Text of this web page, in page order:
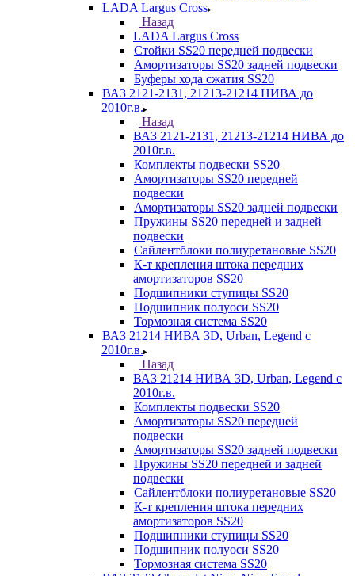
LADA Largus Cross
Назад
LADA Largus Cross
Стойки SS20 передней подвески
Амортизаторы SS20 задней подвески
Буферы хода сжатия SS20
ВАЗ 2121-2131, 21213-21214 НИВА до
2010г.в.
Назад
ВАЗ 2121-2131, 21213-21214 НИВА до
2010г.в.
Комплекты подвески SS20
Амортизаторы SS20 передней
подвески
Амортизаторы SS20 задней подвески
Пружины SS20 передней и задней
подвески
Сайлентблоки полиуретановые SS20
К-т крепления штока передних
амортизаторов SS20
Подшипники ступицы SS20
Подшипник полуоси SS20
Тормозная система SS20
ВАЗ 21214 НИВА 3D, Urban, Legend c
2010г.в.
Назад
ВАЗ 21214 НИВА 3D, Urban, Legend c
2010г.в.
Комплекты подвески SS20
Амортизаторы SS20 передней
подвески
Амортизаторы SS20 задней подвески
Пружины SS20 передней и задней
подвески
Сайлентблоки полиуретановые SS20
К-т крепления штока передних
амортизаторов SS20
Подшипники ступицы SS20
Подшипник полуоси SS20
Тормозная система SS20